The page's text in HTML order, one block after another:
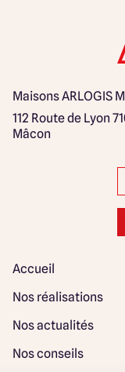
Maisons ARLOGIS
112 Route de Lyon
Mâcon
Accueil
Nos réalisations
Nos actualités
Nos conseils